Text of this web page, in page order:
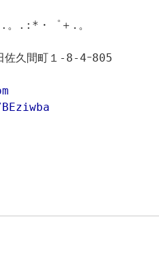
.:*・゜＋.。
佐久間町１‐8‐4ｰ805